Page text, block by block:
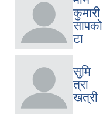
कुमारी
सापको
टा
सुमि
त्रा
खत्री